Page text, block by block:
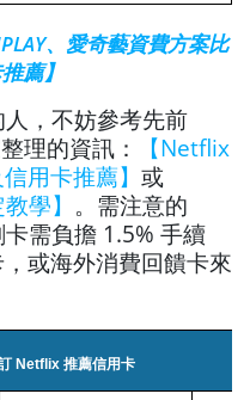
、愛奇藝資費方案比
薦】
，不妨參考先前
理的資訊：
【Netflix
用卡推薦】 或
學】 。需注意的
需負擔 1.5% 手續
或海外消費回饋卡來
Netflix 推薦信用卡